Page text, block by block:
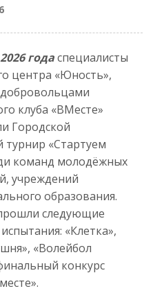
годаспециалисты
центра «Юность»,
клуба «ВМесте»
Городской
«Стартуем
команд молодёжных
учреждений
образования.
следующие
«Клетка»,
«Волейбол
конкурс